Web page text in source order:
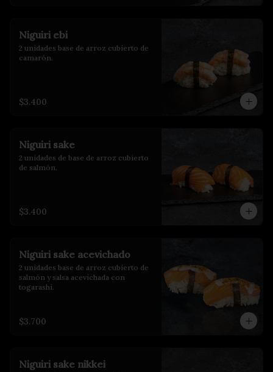
Niguiri ebi
2 unidades base de arroz cubierto de
camarón.
$3.400
Niguiri sake
2 unidades de base de arroz cubierto
de salmón.
$3.400
Niguiri sake acevichado
2 unidades base de arroz cubierto de
salmón y salsa acevichada con
togarashi.
$3.700
Niguiri sake nikkei